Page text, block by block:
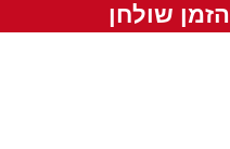
הזמן שולחן